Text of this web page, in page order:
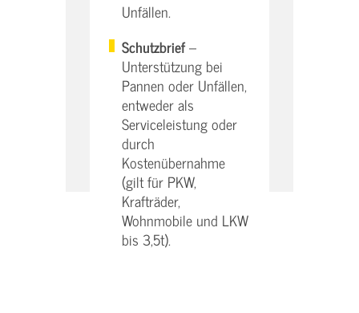
Unfällen.
Schutzbrief–
Unterstützung bei
Pannen oder Unfällen,
entweder als
Serviceleistung oder
durch
Kostenübernahme
(gilt für PKW,
Krafträder,
Wohnmobile und LKW
bis 3,5t).